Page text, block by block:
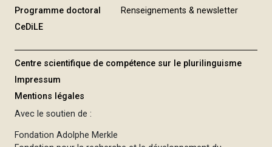
Programme doctoral
CeDiLE
Renseignements & newsletter
Centre scientifique de compétence sur le plurilinguisme
Impressum
Mentions légales
Avec le soutien de :
Fondation Adolphe Merkle